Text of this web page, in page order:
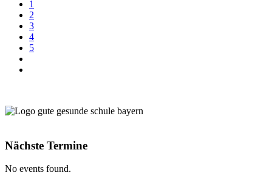
1
2
3
4
5
Nächste Termine
No events found.